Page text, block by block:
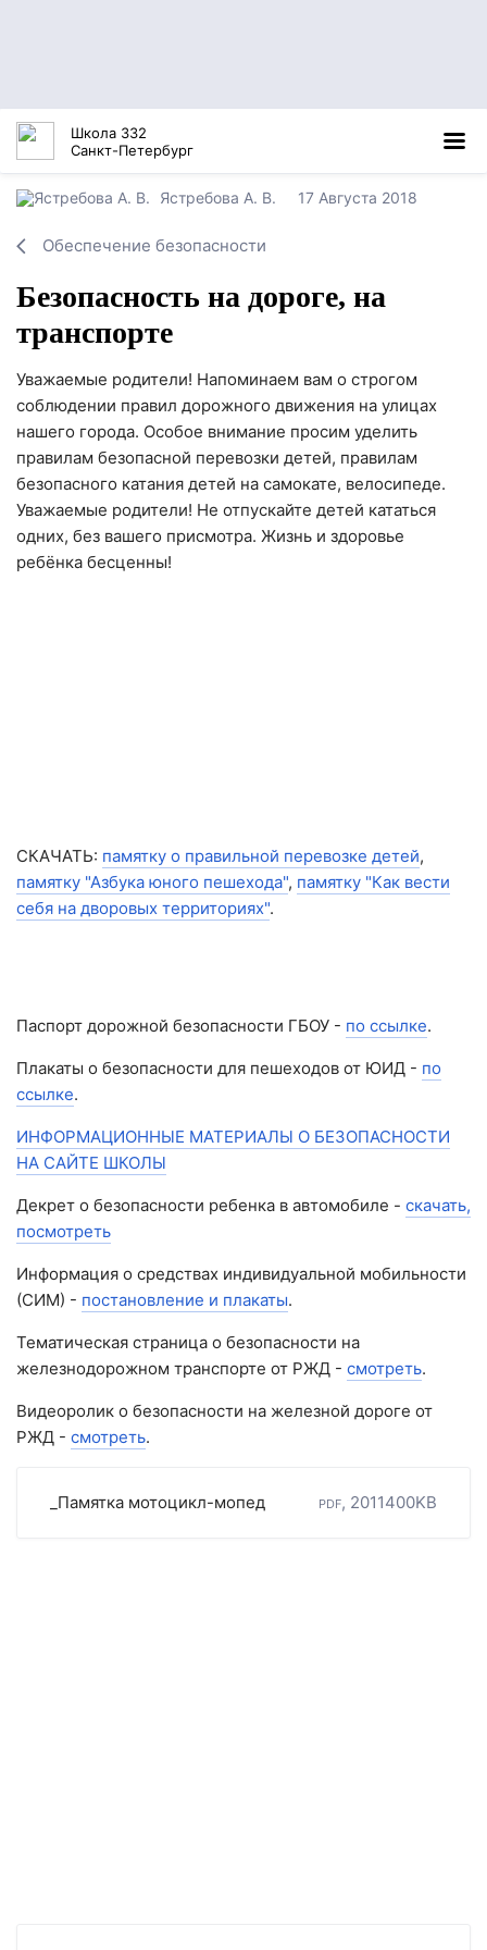
Школа 332
Санкт-Петербург
Ястребова А. В. 17 Августа 2018
Обеспечение безопасности
Безопасность на дороге, на
транспорте
Уважаемые родители! Напоминаем вам о строгом
соблюдении правил дорожного движения на улицах
нашего города. Особое внимание просим уделить
правилам безопасной перевозки детей, правилам
безопасного катания детей на самокате, велосипеде.
Уважаемые родители! Не отпускайте детей кататься
одних, без вашего присмотра. Жизнь и здоровье
ребёнка бесценны!
СКАЧАТЬ: памятку о правильной перевозке детей,
памятку "Азбука юного пешехода", памятку "Как вести
себя на дворовых территориях".
Паспорт дорожной безопасности ГБОУ - по ссылке.
Плакаты о безопасности для пешеходов от ЮИД - по
ссылке.
ИНФОРМАЦИОННЫЕ МАТЕРИАЛЫ О БЕЗОПАСНОСТИ
НА САЙТЕ ШКОЛЫ
Декрет о безопасности ребенка в автомобиле - скачать,
посмотреть
Информация о средствах индивидуальной мобильности
(СИМ) - постановление и плакаты.
Тематическая страница о безопасности на
железнодорожном транспорте от РЖД - смотреть.
Видеоролик о безопасности на железной дороге от
РЖД - смотреть.
pdf, 2011400KB
_Памятка мотоцикл-мопед